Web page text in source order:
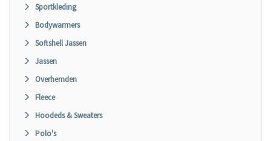
Sportkleding
Bodywarmers
Softshell Jassen
Jassen
Overhemden
Fleece
Hoodeds & Sweaters
Polo's